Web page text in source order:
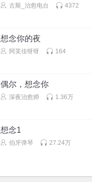
古斯_治愈电台 4372
想念你的夜
阿芙佳呀呀 164
偶尔，想念你
深夜治愈师 1.36万
想念1
伯牙弹琴 27.24万